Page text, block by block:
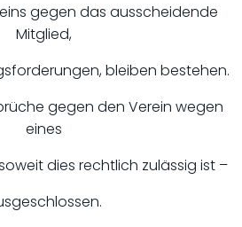
gegen das ausscheidende
Mitglied,
bleiben bestehen.
gegen den Verein wegen
eines
dies rechtlich zulässig ist –